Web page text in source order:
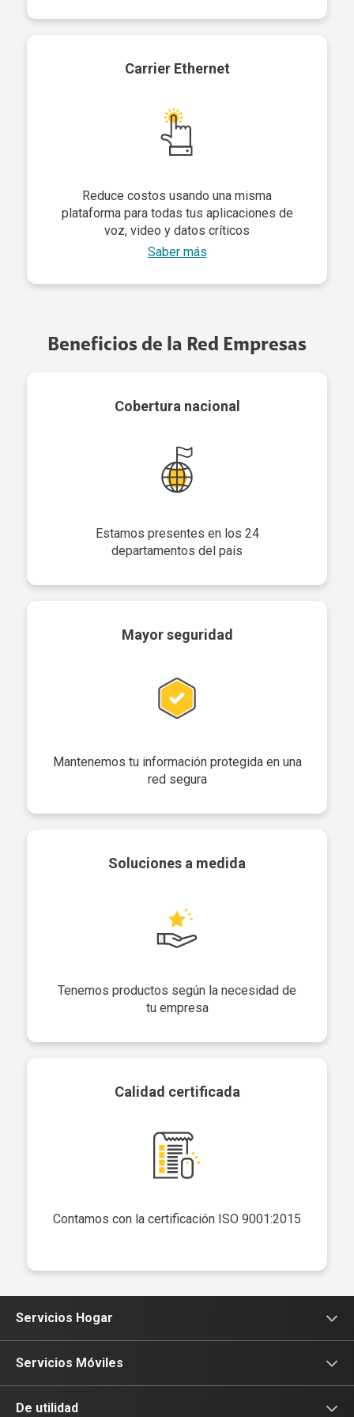
Carrier Ethernet
Reduce costos usando una misma
plataforma para todas tus aplicaciones de
voz, video y datos críticos
Saber más
Beneficios de la Red Empresas
Cobertura nacional
Estamos presentes en los 24
departamentos del país
Mayor seguridad
Mantenemos tu información protegida en una
red segura
Soluciones a medida
Tenemos productos según la necesidad de
tu empresa
Calidad certificada
Contamos con la certificación ISO 9001:2015
Servicios Hogar
Internet
Internet fijo + TV
Servicios Móviles
Internet Móvil
De utilidad